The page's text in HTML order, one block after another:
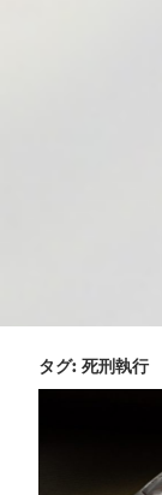
タグ: 死刑執行